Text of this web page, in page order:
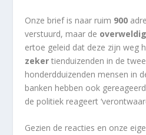
Onze brief is naar ruim 900
verstuurd, maar de
ertoe geleid dat deze zijn weg
zekertienduizenden in de
honderdduizenden mensen in
banken hebben ook
de politiek reageert
Gezien de reacties en onze